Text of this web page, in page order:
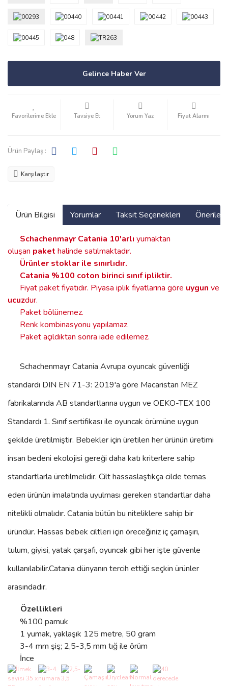
Gelince Haber Ver
Tavsiye Et Yorum Yaz Fiyat Alarmı
Ürün Paylaş :
Karşılaştır
Ürün Bilgisi Yorumlar Taksit Seçenekleri
Schachenmayr Catania 10'arlı yumaktan
oluşan paket halinde satılmaktadır.
Ürünler stoklar ile sınırlıdır.
Catania %100 coton birinci sınıf ipliktir.
Fiyat paket fiyatıdır. Piyasa iplik fiyatlarına göre uygun ve
ucuzdur.
Paket bölünemez.
Renk kombinasyonu yapılamaz.
Paket açıldıktan sonra iade edilemez.
Schachenmayr Catania Avrupa oyuncak güvenliği
standardı DIN EN 71-3: 2019'a göre Macaristan MEZ
fabrikalarında AB standartlarına uygun ve OEKO-TEX 100
Standardı 1. Sınıf sertifikası ile oyuncak örümüne uygun
şekilde üretilmiştir. Bebekler için üretilen her ürünün üretimi
insan bedeni ekolojisi gereği daha katı kriterlere sahip
standartlarla üretilmelidir. Cilt hassaslaştıkça cilde temas
eden ürünün imalatında uyulması gereken standartlar daha
nitelikli olmalıdır. Catania bütün bu niteliklere sahip bir
üründür. Hassas bebek ciltleri için öreceğiniz iç çamaşırı,
tulum, giyisi, yatak çarşafı, oyuncak gibi her işte güvenle
kullanılabilir.Catania dünyanın tercih ettiği seçkin ürünler
arasındadır.
Özellikleri
%100 pamuk
1 yumak, yaklaşık 125 metre, 50 gram
3-4 mm şiş; 2,5-3,5 mm tığ ile örüm
İnce